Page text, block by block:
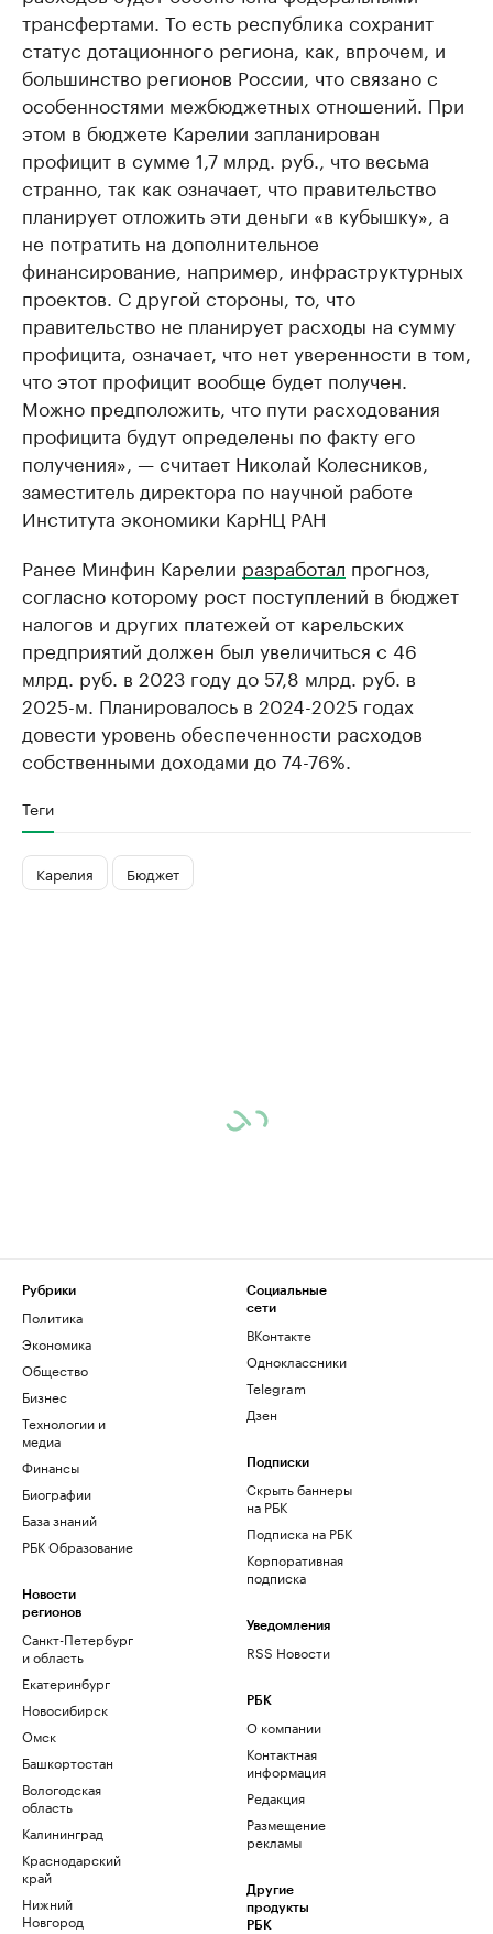
трансфертами. То есть республика сохранит
статус дотационного региона, как, впрочем, и
большинство регионов России, что связано с
особенностями межбюджетных отношений. При
этом в бюджете Карелии запланирован
профицит в сумме 1,7 млрд. руб., что весьма
странно, так как означает, что правительство
планирует отложить эти деньги «в кубышку», а
не потратить на дополнительное
финансирование, например, инфраструктурных
проектов. С другой стороны, то, что
правительство не планирует расходы на сумму
профицита, означает, что нет уверенности в том,
что этот профицит вообще будет получен.
Можно предположить, что пути расходования
профицита будут определены по факту его
получения», — считает Николай Колесников,
заместитель директора по научной работе
Института экономики КарНЦ РАН
Ранее Минфин Карелии разработал прогноз,
согласно которому рост поступлений в бюджет
налогов и других платежей от карельских
предприятий должен был увеличиться с 46
млрд. руб. в 2023 году до 57,8 млрд. руб. в
2025-м. Планировалось в 2024-2025 годах
довести уровень обеспеченности расходов
собственными доходами до 74-76%.
Теги
Карелия Бюджет
Рубрики
Политика
Экономика
Общество
Бизнес
Технологии и
медиа
Финансы
Биографии
База знаний
РБК Образование
Новости
регионов
Санкт-Петербург
и область
Екатеринбург
Новосибирск
Омск
Башкортостан
Вологодская
область
Калининград
Краснодарский
край
Нижний
Новгород
Социальные
сети
ВКонтакте
Одноклассники
Telegram
Дзен
Подписки
Скрыть баннеры
на РБК
Подписка на РБК
Корпоративная
подписка
Уведомления
RSS Новости
РБК
О компании
Контактная
информация
Редакция
Размещение
рекламы
Другие
продукты
РБК